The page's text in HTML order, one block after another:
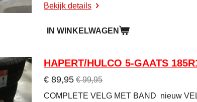
Bekijk details
IN WINKELWAGEN
HAPERT/HULCO 5-GAATS
€ 89,95 € 99,95
COMPLETE VELG MET BAND nieuw